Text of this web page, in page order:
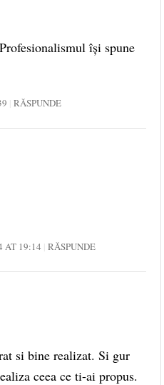
îşi spune
RĂSPUNDE
AT 19:14 RĂSPUNDE
si bine realizat. Si gur
ceea ce ti-ai propus.